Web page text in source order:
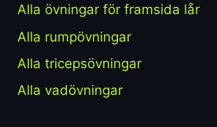
Alla övningar för framsida lår
Alla rumpövningar
Alla tricepsövningar
Alla vadövningar